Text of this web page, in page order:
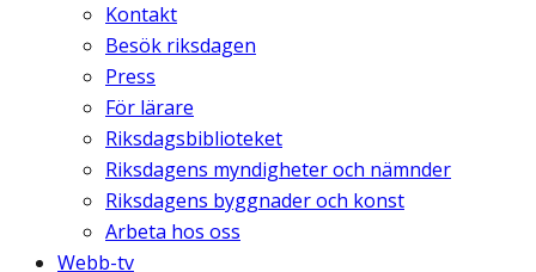
Kontakt
Besök riksdagen
Press
För lärare
Riksdagsbiblioteket
Riksdagens myndigheter och nämnder
Riksdagens byggnader och konst
Arbeta hos oss
Webb-tv